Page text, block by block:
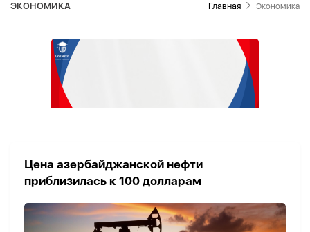
ЭКОНОМИКА Главная Экономика
Цена азербайджанской нефти
приблизилась к 100 долларам